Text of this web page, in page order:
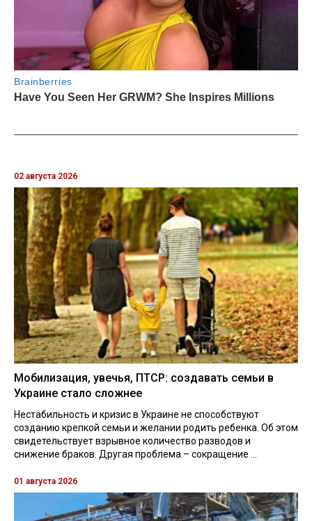
02 августа 2026
Мобилизация, увечья, ПТСР: создавать семьи в
Украине стало сложнее
Нестабильность и кризис в Украине не способствуют
созданию крепкой семьи и желании родить ребенка. Об этом
свидетельствует взрывное количество разводов и
снижение браков. Другая проблема – сокращение ...
01 августа 2026